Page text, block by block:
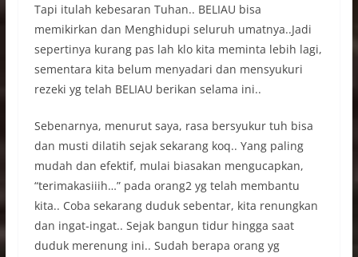
Tapi itulah kebesaran Tuhan.. BELIAU bisa
memikirkan dan Menghidupi seluruh umatnya..Jadi
sepertinya kurang pas lah klo kita meminta lebih lagi,
sementara kita belum menyadari dan mensyukuri
rezeki yg telah BELIAU berikan selama ini..
Sebenarnya, menurut saya, rasa bersyukur tuh bisa
dan musti dilatih sejak sekarang koq.. Yang paling
mudah dan efektif, mulai biasakan mengucapkan,
“terimakasiiih…” pada orang2 yg telah membantu
kita.. Coba sekarang duduk sebentar, kita renungkan
dan ingat-ingat.. Sejak bangun tidur hingga saat
duduk merenung ini.. Sudah berapa orang yg